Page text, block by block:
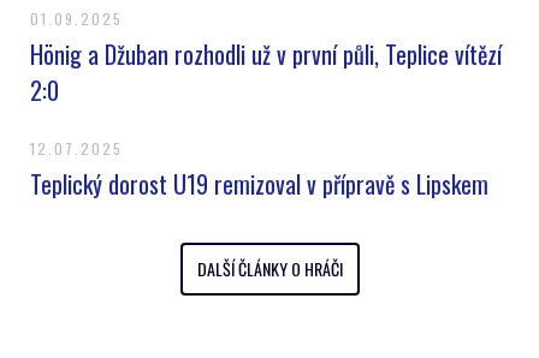
01.09.2025
Hönig a Džuban rozhodli už v první půli, Teplice vítězí
2:0
12.07.2025
Teplický dorost U19 remizoval v přípravě s Lipskem
DALŠÍ ČLÁNKY O HRÁČI